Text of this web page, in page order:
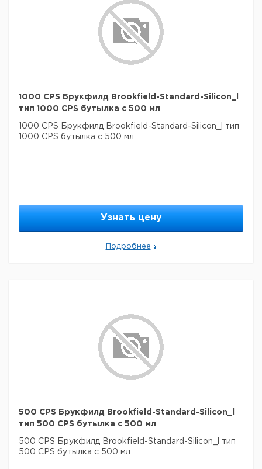
1000 CPS Брукфилд Brookfield-Standard-Silicon_l
тип 1000 CPS бутылка с 500 мл
1000 CPS Брукфилд Brookfield-Standard-Silicon_l тип
1000 CPS бутылка с 500 мл
Узнать цену
Подробнее
500 CPS Брукфилд Brookfield-Standard-Silicon_l
тип 500 CPS бутылка с 500 мл
500 CPS Брукфилд Brookfield-Standard-Silicon_l тип
500 CPS бутылка с 500 мл